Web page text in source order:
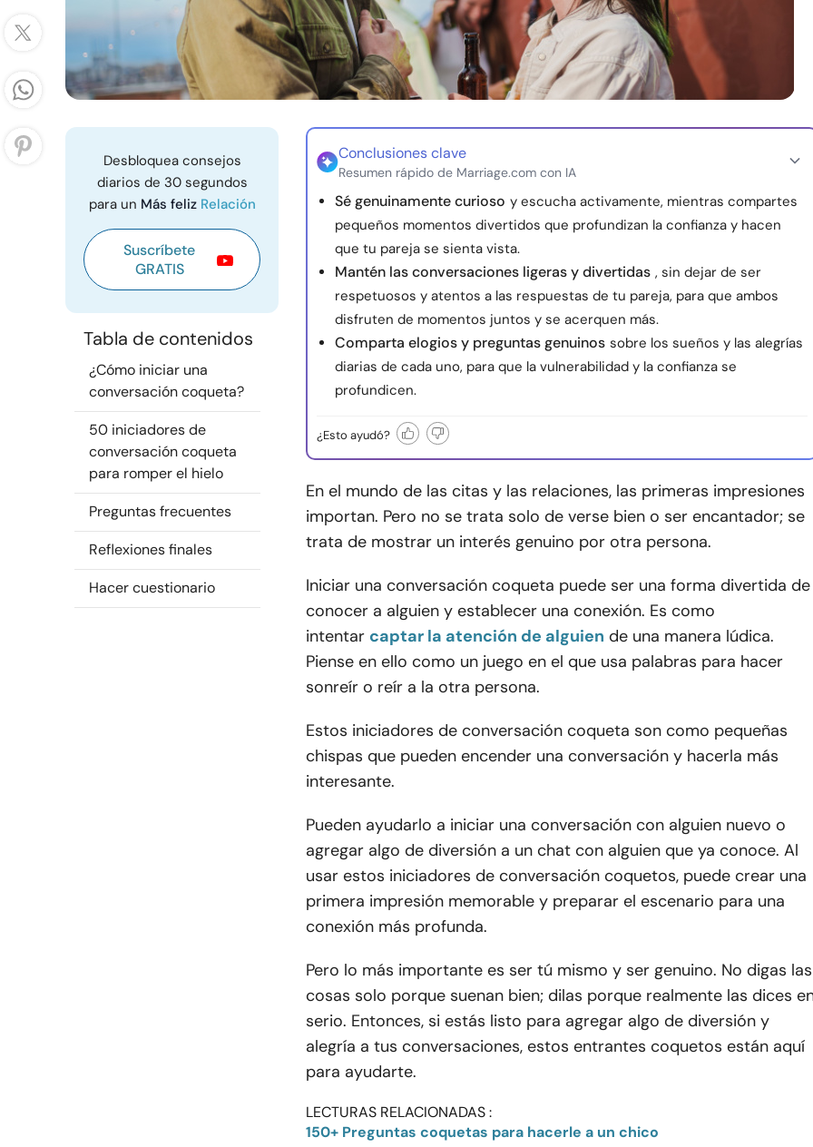
Desbloquea consejos
diarios de 30 segundos
para un Más feliz Relación
Suscríbete
GRATIS
Tabla de contenidos
¿Cómo iniciar una
conversación coqueta?
50 iniciadores de
conversación coqueta
para romper el hielo
Preguntas frecuentes
Reflexiones finales
Hacer cuestionario
Conclusiones clave
Resumen rápido de Marriage.com con IA
Sé genuinamente curioso y escucha activamente, mientras compartes
pequeños momentos divertidos que profundizan la confianza y hacen
que tu pareja se sienta vista.
Mantén las conversaciones ligeras y divertidas , sin dejar de ser
respetuosos y atentos a las respuestas de tu pareja, para que ambos
disfruten de momentos juntos y se acerquen más.
Comparta elogios y preguntas genuinos sobre los sueños y las alegrías
diarias de cada uno, para que la vulnerabilidad y la confianza se
profundicen.
¿Esto ayudó?
En el mundo de las citas y las relaciones, las primeras impresiones
importan. Pero no se trata solo de verse bien o ser encantador; se
trata de mostrar un interés genuino por otra persona.
Iniciar una conversación coqueta puede ser una forma divertida de
conocer a alguien y establecer una conexión. Es como
intentar captar la atención de alguien de una manera lúdica.
Piense en ello como un juego en el que usa palabras para hacer
sonreír o reír a la otra persona.
Estos iniciadores de conversación coqueta son como pequeñas
chispas que pueden encender una conversación y hacerla más
interesante.
Pueden ayudarlo a iniciar una conversación con alguien nuevo o
agregar algo de diversión a un chat con alguien que ya conoce. Al
usar estos iniciadores de conversación coquetos, puede crear una
primera impresión memorable y preparar el escenario para una
conexión más profunda.
Pero lo más importante es ser tú mismo y ser genuino. No digas las
cosas solo porque suenan bien; dilas porque realmente las dices
serio. Entonces, si estás listo para agregar algo de diversión y
alegría a tus conversaciones, estos entrantes coquetos están aquí
para ayudarte.
LECTURAS RELACIONADAS :
150+ Preguntas coquetas para hacerle a un chico